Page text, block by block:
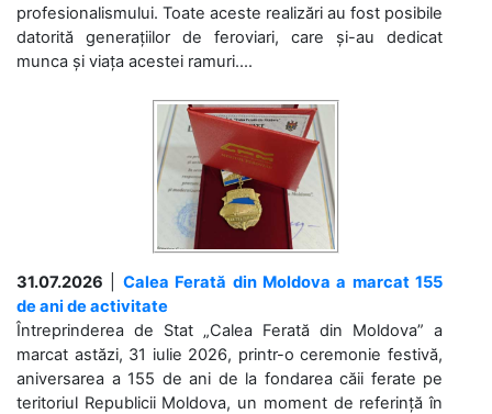
profesionalismului. Toate aceste realizări au fost posibile
datorită generațiilor de feroviari, care și-au dedicat
munca și viața acestei ramuri....
31.07.2026
Calea Ferată din Moldova a marcat 155
de ani de activitate
Întreprinderea de Stat „Calea Ferată din Moldova” a
marcat astăzi, 31 iulie 2026, printr-o ceremonie festivă,
aniversarea a 155 de ani de la fondarea căii ferate pe
teritoriul Republicii Moldova, un moment de referință în